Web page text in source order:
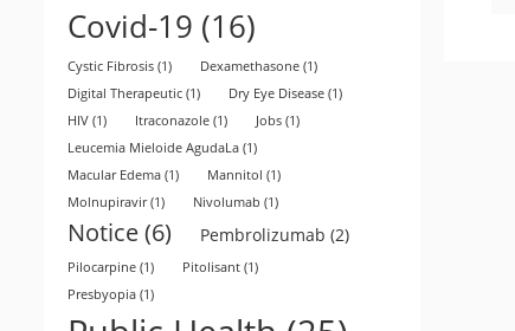
Covid-19 (16)
Cystic Fibrosis (1) Dexamethasone (1)
Digital Therapeutic (1) Dry Eye Disease (1)
HIV (1) Itraconazole (1) Jobs (1)
Leucemia Mieloide AgudaLa (1)
Macular Edema (1) Mannitol (1)
Molnupiravir(1) Nivolumab (1)
Notice(6) Pembrolizumab (2)
Pilocarpine (1) Pitolisant (1)
Presbyopia (1)